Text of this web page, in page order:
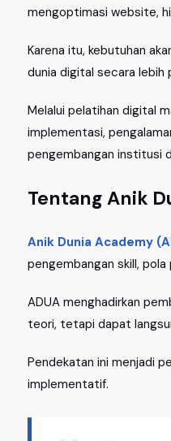
mengoptimasi website,
Karena itu, kebutuhan
dunia digital secara lebih
Melalui pelatihan digital
implementasi,
pengembangan institusi
Tentang Anik
Anik Dunia Academy
pengembangan skill,
ADUA menghadirkan
teori, tetapi dapat
Pendekatan ini menjadi
implementatif.